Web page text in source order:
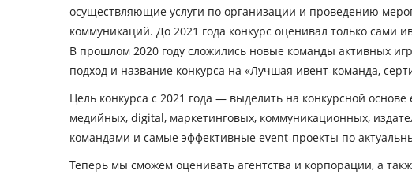
осуществляющие услуги по организации и проведению
коммуникаций. До 2021 года конкурс оценивал только
В прошлом 2020 году сложились новые команды активных
подход и название конкурса на «Лучшая ивент-команда,
Цель конкурса с 2021 года — выделить на конкурсной
медийных, digital, маркетинговых, коммуникационных,
командами и самые эффективные event-проекты по
Теперь мы сможем оценивать агентства и корпорации, а